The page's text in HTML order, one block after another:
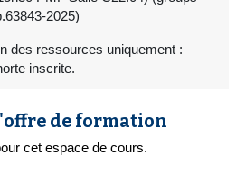
2025)
des ressources uniquement :
inscrite.
de formation
cet espace de cours.